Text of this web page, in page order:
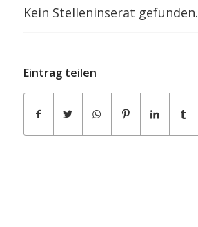
Kein Stelleninserat gefunden.
Eintrag teilen